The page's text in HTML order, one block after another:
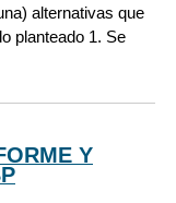
alternativas que
planteado 1. Se
Y